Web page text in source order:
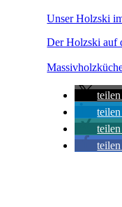
Unser Holzski
Der Holzski auf
teilen
teilen
teilen
teilen